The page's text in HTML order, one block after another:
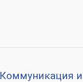
Коммуникация